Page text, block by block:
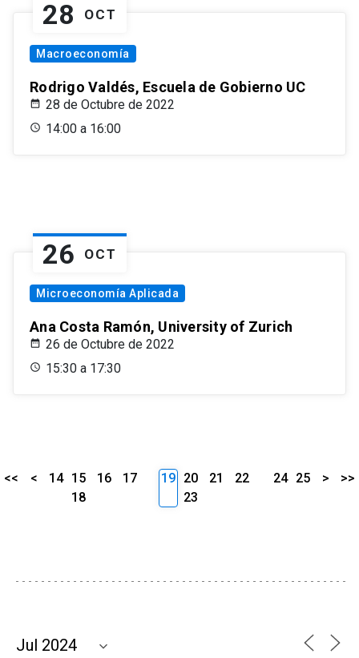
28 OCT
Macroeconomía
Rodrigo Valdés, Escuela de Gobierno UC
28 de Octubre de 2022
14:00 a 16:00
26 OCT
Microeconomía Aplicada
Ana Costa Ramón, University of Zurich
26 de Octubre de 2022
15:30 a 17:30
<< < 14 15 16
17
18
19 20 21
22
23
24 25 > >>